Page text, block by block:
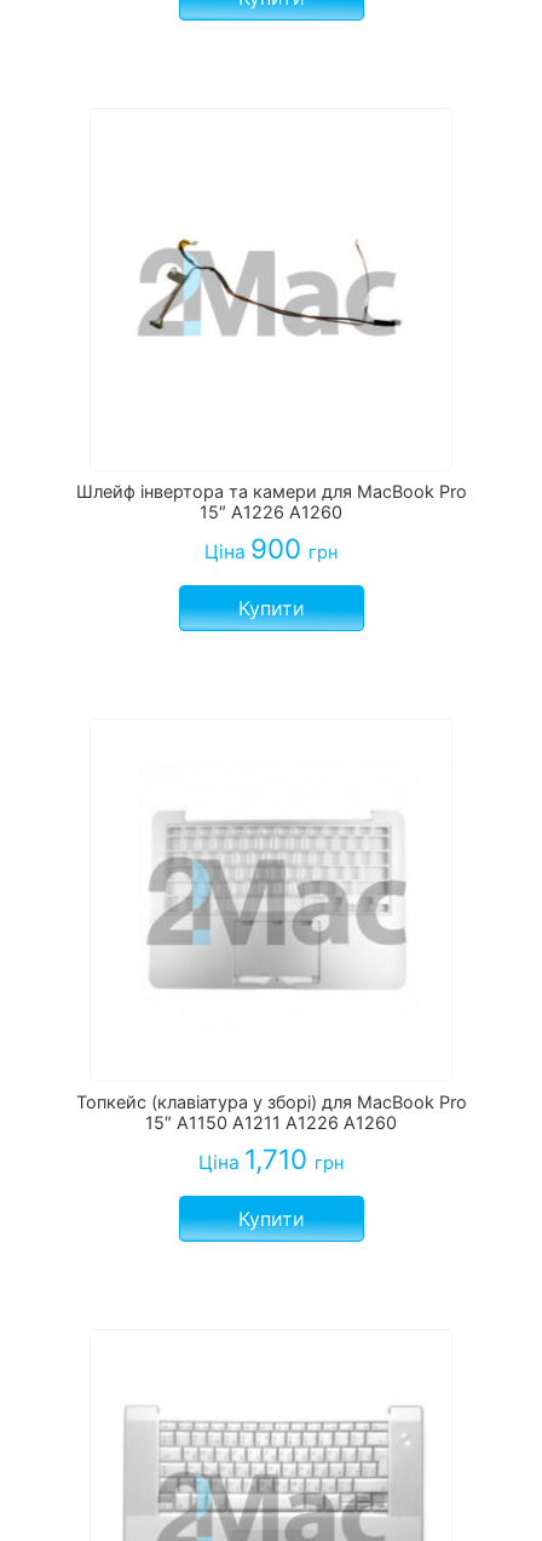
Шлейф інвертора та камери для MacBook Pro
15″ A1226 A1260
Ціна 900 грн
Купити
Топкейс (клавіатура у зборі) для MacBook Pro
15″ A1150 A1211 A1226 A1260
Ціна 1,710 грн
Купити